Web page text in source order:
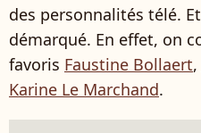
des personnalités télé.
démarqué. En effet, on
favoris Faustine Bollaert,
Karine Le Marchand.